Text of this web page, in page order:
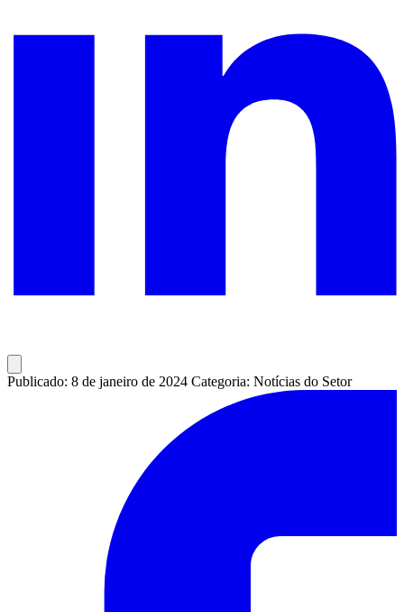
Publicado: 8 de janeiro de 2024 Categoria: Notícias do Setor